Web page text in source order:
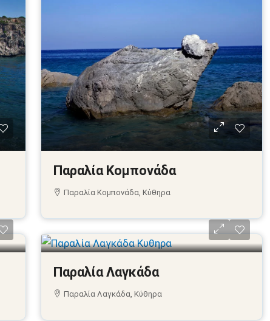
Παραλία Κομπονάδα
Παραλία Κομπονάδα, Κύθηρα
Παραλία Λαγκάδα
Παραλία Λαγκάδα, Κύθηρα